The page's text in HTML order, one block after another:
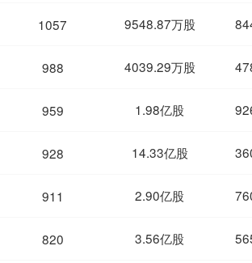
1057 9548.87万股
988 4039.29万股
959 1.98亿股
928 14.33亿股
911 2.90亿股
820 3.56亿股